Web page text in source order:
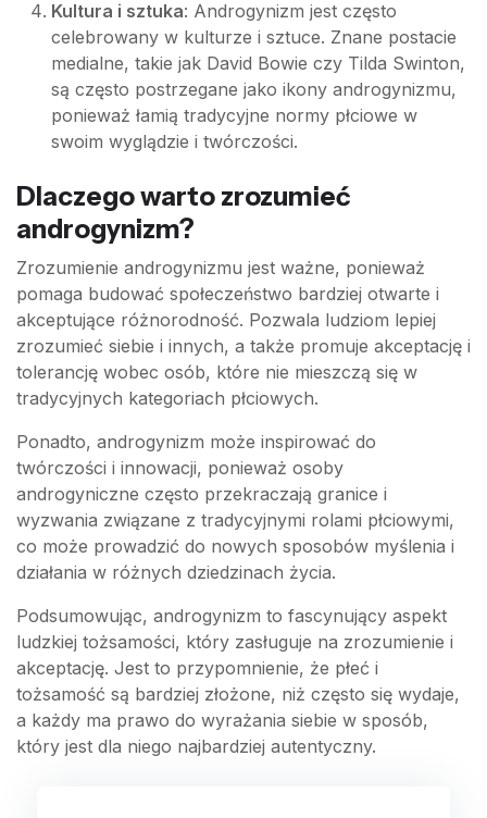
Kultura i sztuka: Androgynizm jest często
celebrowany w kulturze i sztuce. Znane postacie
medialne, takie jak David Bowie czy Tilda Swinton,
są często postrzegane jako ikony androgynizmu,
ponieważ łamią tradycyjne normy płciowe w
swoim wyglądzie i twórczości.
Dlaczego warto zrozumieć
androgynizm?
Zrozumienie androgynizmu jest ważne, ponieważ
pomaga budować społeczeństwo bardziej otwarte i
akceptujące różnorodność. Pozwala ludziom lepiej
zrozumieć siebie i innych, a także promuje akceptację i
tolerancję wobec osób, które nie mieszczą się w
tradycyjnych kategoriach płciowych.
Ponadto, androgynizm może inspirować do
twórczości i innowacji, ponieważ osoby
androgyniczne często przekraczają granice i
wyzwania związane z tradycyjnymi rolami płciowymi,
co może prowadzić do nowych sposobów myślenia i
działania w różnych dziedzinach życia.
Podsumowując, androgynizm to fascynujący aspekt
ludzkiej tożsamości, który zasługuje na zrozumienie i
akceptację. Jest to przypomnienie, że płeć i
tożsamość są bardziej złożone, niż często się wydaje,
a każdy ma prawo do wyrażania siebie w sposób,
który jest dla niego najbardziej autentyczny.